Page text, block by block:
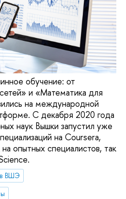
обучение: от
и «Математика для
на международной
С декабря 2020 года
наук Вышки запустил уже
на Coursera,
опытных специалистов, так
ВШЭ